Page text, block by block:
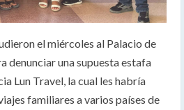
el miércoles al Palacio de
denunciar una supuesta estafa
Lun Travel, la cual les habría
familiares a varios países de